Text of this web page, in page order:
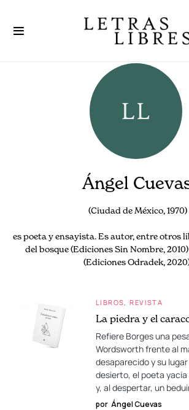
Ángel
(Ciudad de México, 1970)
es poeta y ensayista. Es autor, entre otros
del bosque (Ediciones Sin Nombre,
(Ediciones Odradek,
LIBROS REVISTA
La piedra y el
Refiere Borges una
Wordsworth frente al
desaparecido y su
desierto, el poeta
y, al despertar, un
por Ángel Cuevas